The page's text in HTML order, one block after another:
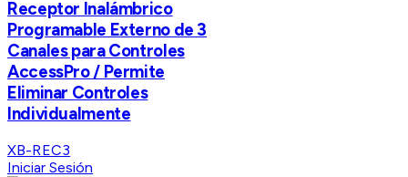
Receptor Inalámbrico
Programable Externo de 3
Canales para Controles
AccessPro / Permite
Eliminar Controles
Individualmente
XB-REC3
Iniciar Sesión